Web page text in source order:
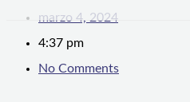
marzo 4, 2024
4:37 pm
No Comments